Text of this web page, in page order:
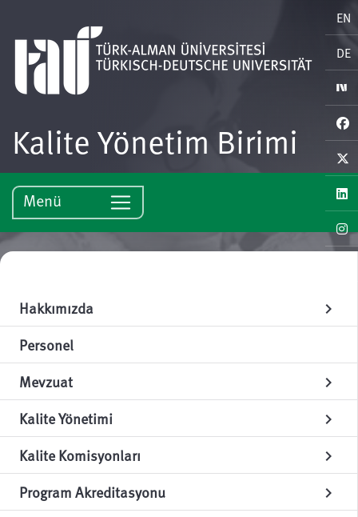
EN
DE
Kalite Yönetim Birimi
Menü
Hakkımızda chevron_right
Personel
Mevzuat
chevron_right
Kalite Yönetimi chevron_right
Kalite Komisyonları chevron_right
Program Akreditasyonu chevron_right